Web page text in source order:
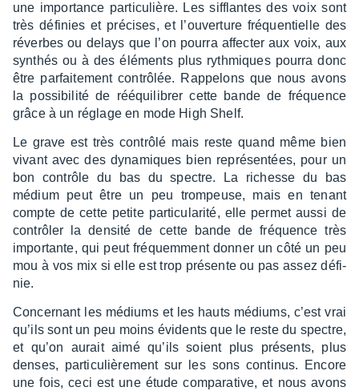
une impor­tance parti­cu­lière. Les sifflantes des voix sont
très défi­nies et précises, et l’ou­ver­ture fréquen­tielle des
réverbes ou delays que l’on pourra affec­ter aux voix, aux
synthés ou à des éléments plus ryth­miques pourra donc
être parfai­te­ment contrô­lée. Rappe­lons que nous avons
la possi­bi­lité de rééqui­li­brer cette bande de fréquence
grâce à un réglage en mode High Shelf.
Le grave est très contrôlé mais reste quand même bien
vivant avec des dyna­miques bien repré­sen­tées, pour un
bon contrôle du bas du spectre. La richesse du bas
médium peut être un peu trom­peuse, mais en tenant
compte de cette petite parti­cu­la­rité, elle permet aussi de
contrô­ler la densité de cette bande de fréquence très
impor­tante, qui peut fréquem­ment donner un côté un peu
mou à vos mix si elle est trop présente ou pas assez défi­
nie.
Concer­nant les médiums et les hauts médiums, c’est vrai
qu’ils sont un peu moins évidents que le reste du spectre,
et qu’on aurait aimé qu’ils soient plus présents, plus
denses, parti­cu­liè­re­ment sur les sons conti­nus. Encore
une fois, ceci est une étude compa­ra­tive, et nous avons